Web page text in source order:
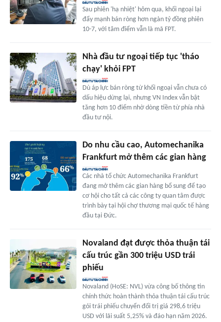
Sau phiên 'hạ nhiệt' hôm qua, khối ngoại lại
đẩy mạnh bán ròng hơn ngàn tỷ đồng phiên
10-7, với tâm điểm vẫn là mã FPT.
Nhà đầu tư ngoại tiếp tục 'tháo
chạy' khỏi FPT
Dù áp lực bán ròng từ khối ngoại vẫn chưa có
dấu hiệu dừng lại, nhưng VN Index vẫn bật
tăng hơn 10 điểm nhờ dòng tiền từ phía nhà
đầu tư nội.
Do nhu cầu cao, Automechanika
Frankfurt mở thêm các gian hàng
Các nhà tổ chức Automechanika Frankfurt
đang mở thêm các gian hàng bổ sung để tạo
cơ hội cho tất cả các công ty quan tâm được
trình bày tại hội chợ thương mại quốc tế hàng
đầu tại Đức.
Novaland đạt được thỏa thuận tái
cấu trúc gần 300 triệu USD trái
phiếu
Novaland (HoSE: NVL) vừa công bố thông tin
chính thức hoàn thành thỏa thuận tái cấu trúc
gói trái phiếu chuyển đổi trị giá 298,6 triệu
USD với lãi suất 5,25% và đáo hạn năm 2026.